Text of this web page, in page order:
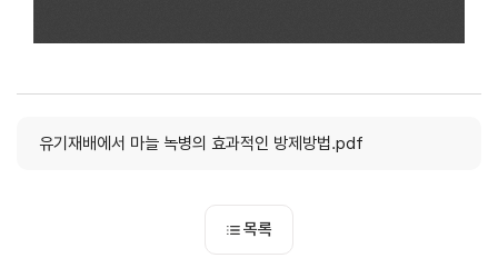
유기재배에서 마늘 녹병의 효과적인 방제방법.pdf
목록